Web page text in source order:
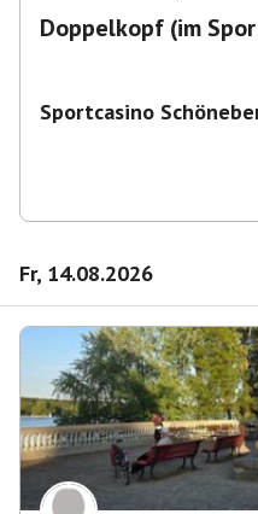
Doppelkopf (im
Sportcasino
Fr, 14.08.2026